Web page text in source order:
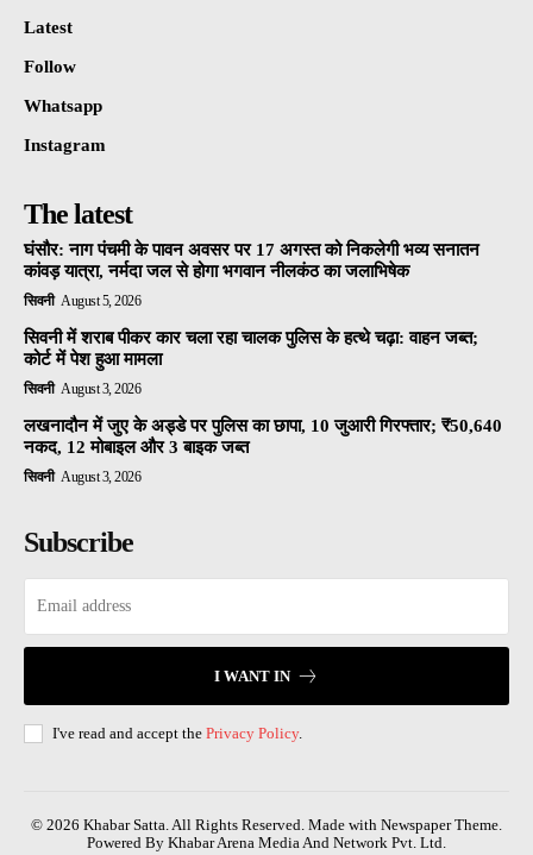
Latest
Follow
Whatsapp
Instagram
The latest
घंसौर: नाग पंचमी के पावन अवसर पर 17 अगस्त को निकलेगी भव्य सनातन
कांवड़ यात्रा, नर्मदा जल से होगा भगवान नीलकंठ का जलाभिषेक
सिवनी August 5, 2026
सिवनी में शराब पीकर कार चला रहा चालक पुलिस के हत्थे चढ़ा: वाहन जब्त;
कोर्ट में पेश हुआ मामला
सिवनी August 3, 2026
लखनादौन में जुए के अड्डे पर पुलिस का छापा, 10 जुआरी गिरफ्तार; ₹50,640
नकद, 12 मोबाइल और 3 बाइक जब्त
सिवनी August 3, 2026
Subscribe
I WANT IN
I've read and accept the Privacy Policy.
© 2026 Khabar Satta. All Rights Reserved. Made with Newspaper Theme.
Powered By Khabar Arena Media And Network Pvt. Ltd.